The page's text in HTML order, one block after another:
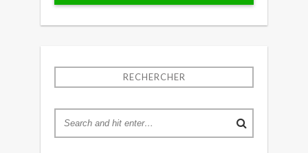
RECHERCHER